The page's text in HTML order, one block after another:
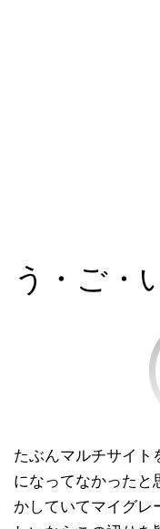
う・ご・
たぶんマルチサイト
になってなかったと
かしていてマイグレ